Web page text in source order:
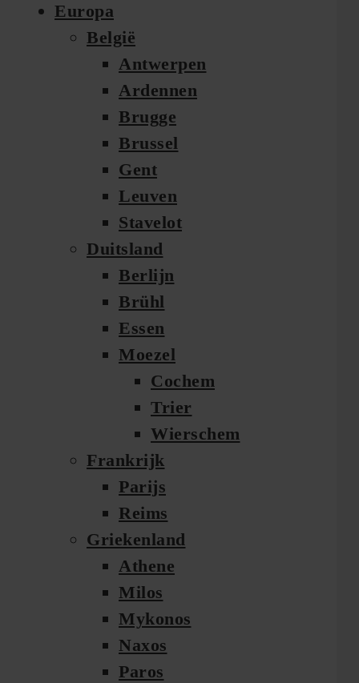
Europa
België
Antwerpen
Ardennen
Brugge
Brussel
Gent
Leuven
Stavelot
Duitsland
Berlijn
Brühl
Essen
Moezel
Cochem
Trier
Wierschem
Frankrijk
Parijs
Reims
Griekenland
Athene
Milos
Mykonos
Naxos
Paros